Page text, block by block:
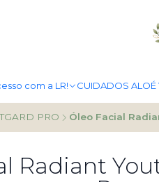
com a LR! CUIDADOS ALOÉ
PORTES GRÁTIS A
PRO Óleo Facial
Radiant